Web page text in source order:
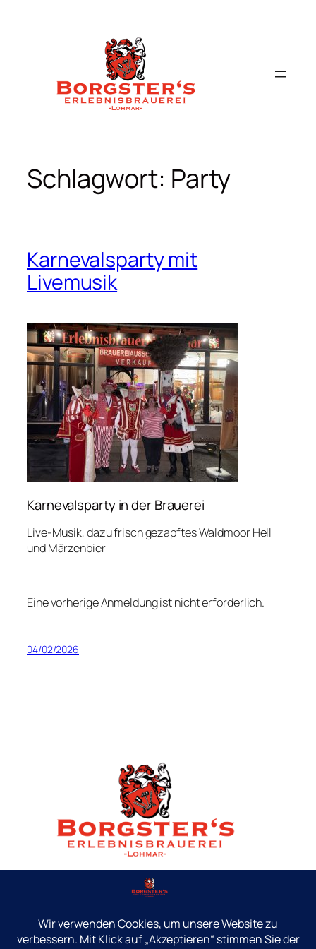
Schlagwort: Party
Karnevalsparty mit
Livemusik
Karnevalsparty in der Brauerei
Live-Musik, dazu frisch gezapftes Waldmoor Hell
und Märzenbier
Eine vorherige Anmeldung ist nicht erforderlich.
04/02/2026
Brauerei · Schankraum · Events
Preisliste